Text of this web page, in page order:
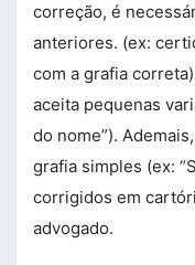
correção, é
anteriores. (ex:
com a grafia
aceita pequenas
do nome”).
grafia simples (ex:
corrigidos em
advogado.